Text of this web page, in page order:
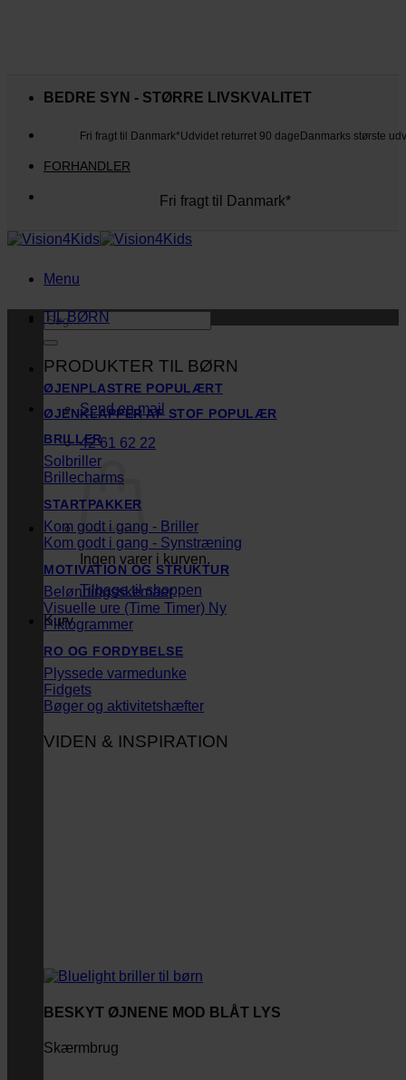
BEDRE SYN - STØRRE LIVSKVALITET
Fri fragt til Danmark*Udvidet returret 90 dage Danmarks største
FORHANDLER
Fri fragt til Danmark*
Menu
Søg
efter:
Send en mail
42 61 62 22
Ingen varer i kurven.
Tilbage til shoppen
Kurv
TIL BØRN
PRODUKTER TIL BØRN
ØJENPLASTRE
ØJENKLAPPER AF STOF
BRILLER
Solbriller
Brillecharms
STARTPAKKER
Kom godt i gang - Briller
Kom godt i gang - Synstræning
MOTIVATION OG STRUKTUR
Belønningsskemaer
Visuelle ure (Time Timer)
Piktogrammer
RO OG FORDYBELSE
Plyssede varmedunke
Fidgets
Bøger og aktivitetshæfter
VIDEN & INSPIRATION
BESKYT ØJNENE MOD BLÅT LYS
Skærmbrug